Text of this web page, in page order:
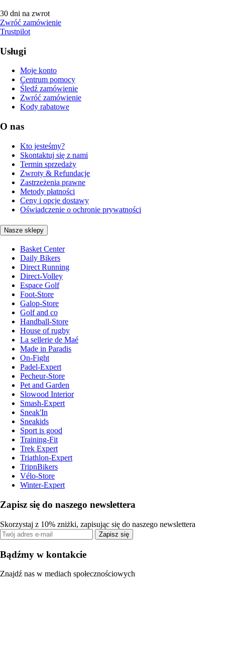
30 dni na zwrot
Zwróć zamówienie
Trustpilot
Usługi
Moje konto
Centrum pomocy
Śledź zamówienie
Zwróć zamówienie
Kody rabatowe
O nas
Kto jesteśmy?
Skontaktuj się z nami
Termin sprzedaży
Zwroty & Refundacje
Zastrzeżenia prawne
Metody płatności
Ceny i opcje dostawy
Oświadczenie o ochronie prywatności
Nasze sklepy
Basket Center
Daily Bikers
Direct Running
Direct-Volley
Espace Golf
Foot-Store
Galop-Store
Golf and co
Handball-Store
House of rugby
La sellerie de Maé
Made in Paradis
On-Fight
Padel-Expert
Pecheur-Store
Pet and Garden
Slowood Interior
Smash-Expert
Sneak'In
Sneakids
Sport is good
Training-Fit
Trek Expert
Triathlon-Expert
TripnBikers
Vélo-Store
Winter-Expert
Zapisz się do naszego newslettera
Skorzystaj z 10% zniżki, zapisując się do naszego newslettera
Zapisz się
Bądźmy w kontakcie
Znajdź nas w mediach społecznościowych